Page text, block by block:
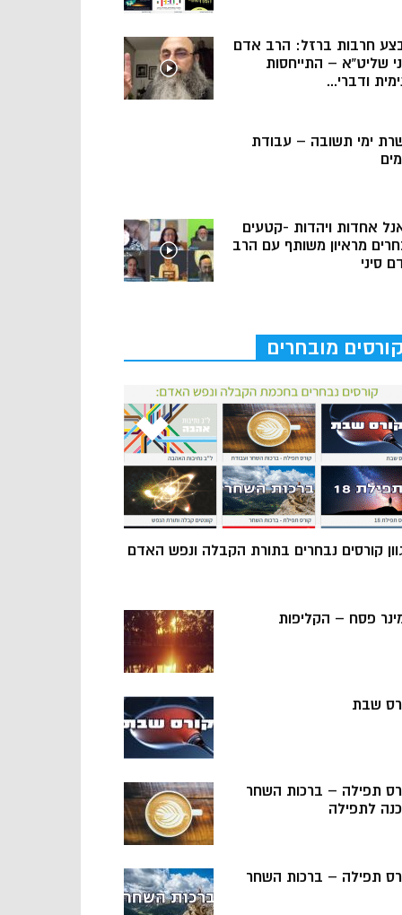
חרבות ברזל: הרב אדם
שליט”א – התייחסות
ודברי...
ימי תשובה – עבודת
אחדות ויהדות -קטעים
מראיון משותף עם הרב
סיני
קורסים מובחרים
קורסים נבחרים בתורת הקבלה ונפש האדם
פסח – הקליפות
שבת
תפילה – ברכות השחר
לתפילה
תפילה – ברכות השחר